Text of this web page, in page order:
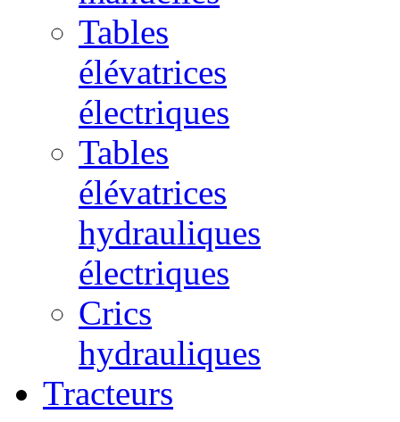
Tables
élévatrices
électriques
Tables
élévatrices
hydrauliques
électriques
Crics
hydrauliques
Tracteurs